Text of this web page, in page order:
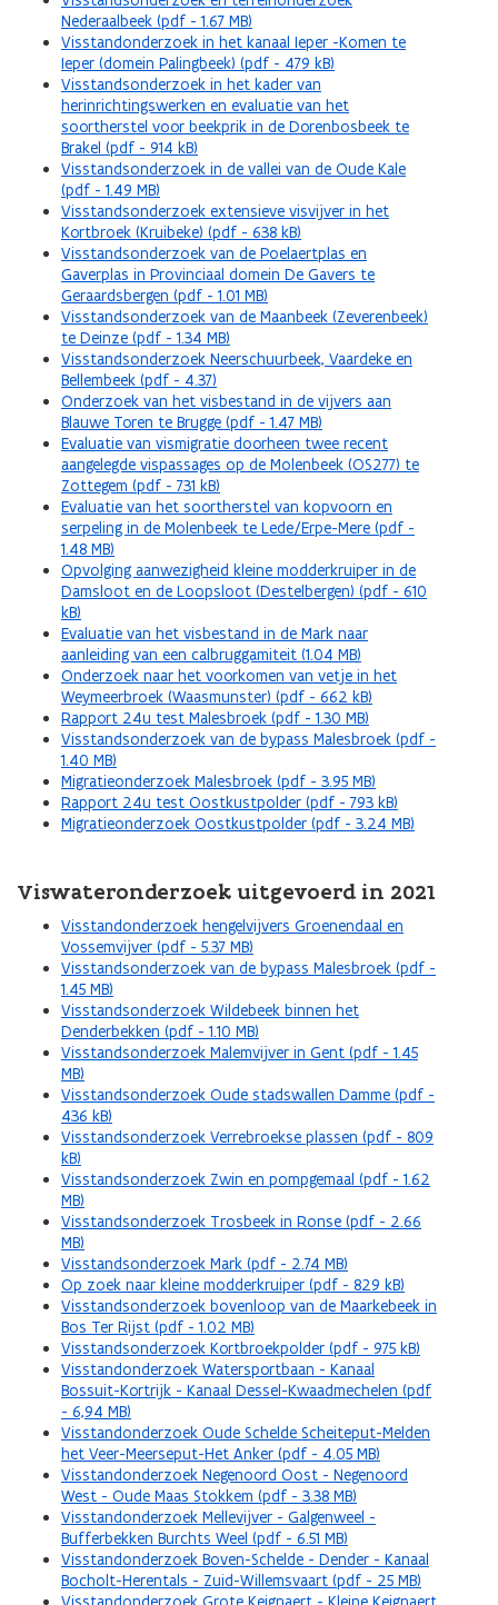
Nederaalbeek (pdf - 1.67 MB)
Visstandonderzoek in het kanaal Ieper -Komen te
Ieper (domein Palingbeek) (pdf - 479 kB)
Visstandsonderzoek in het kader van
herinrichtingswerken en evaluatie van het
soortherstel voor beekprik in de Dorenbosbeek te
Brakel (pdf - 914 kB)
Visstandsonderzoek in de vallei van de Oude Kale
(pdf - 1.49 MB)
Visstandsonderzoek extensieve visvijver in het
Kortbroek (Kruibeke) (pdf - 638 kB)
Visstandsonderzoek van de Poelaertplas en
Gaverplas in Provinciaal domein De Gavers te
Geraardsbergen (pdf - 1.01 MB)
Visstandsonderzoek van de Maanbeek (Zeverenbeek)
te Deinze (pdf - 1.34 MB)
Visstandsonderzoek Neerschuurbeek, Vaardeke en
Bellembeek (pdf - 4.37)
Onderzoek van het visbestand in de vijvers aan
Blauwe Toren te Brugge (pdf - 1.47 MB)
Evaluatie van vismigratie doorheen twee recent
aangelegde vispassages op de Molenbeek (OS277) te
Zottegem (pdf - 731 kB)
Evaluatie van het soortherstel van kopvoorn en
serpeling in de Molenbeek te Lede/Erpe-Mere (pdf -
1.48 MB)
Opvolging aanwezigheid kleine modderkruiper in de
Damsloot en de Loopsloot (Destelbergen) (pdf - 610
kB)
Evaluatie van het visbestand in de Mark naar
aanleiding van een calbruggamiteit (1.04 MB)
Onderzoek naar het voorkomen van vetje in het
Weymeerbroek (Waasmunster) (pdf - 662 kB)
Rapport 24u test Malesbroek (pdf - 1.30 MB)
Visstandsonderzoek van de bypass Malesbroek (pdf -
1.40 MB)
Migratieonderzoek Malesbroek (pdf - 3.95 MB)
Rapport 24u test Oostkustpolder (pdf - 793 kB)
Migratieonderzoek Oostkustpolder (pdf - 3.24 MB)
Viswateronderzoek uitgevoerd in 2021
Visstandonderzoek hengelvijvers Groenendaal en
Vossemvijver (pdf - 5.37 MB)
Visstandsonderzoek van de bypass Malesbroek (pdf -
1.45 MB)
Visstandsonderzoek Wildebeek binnen het
Denderbekken (pdf - 1.10 MB)
Visstandsonderzoek Malemvijver in Gent (pdf - 1.45
MB)
Visstandsonderzoek Oude stadswallen Damme (pdf -
436 kB)
Visstandsonderzoek Verrebroekse plassen (pdf - 809
kB)
Visstandsonderzoek Zwin en pompgemaal (pdf - 1.62
MB)
Visstandsonderzoek Trosbeek in Ronse (pdf - 2.66
MB)
Visstandsonderzoek Mark (pdf - 2.74 MB)
Op zoek naar kleine modderkruiper (pdf - 829 kB)
Visstandsonderzoek bovenloop van de Maarkebeek in
Bos Ter Rijst (pdf - 1.02 MB)
Visstandsonderzoek Kortbroekpolder (pdf - 975 kB)
Visstandonderzoek Watersportbaan - Kanaal
Bossuit-Kortrijk - Kanaal Dessel-Kwaadmechelen (pdf
- 6,94 MB)
Visstandonderzoek Oude Schelde Scheiteput-Melden
het Veer-Meerseput-Het Anker (pdf - 4.05 MB)
Visstandonderzoek Negenoord Oost - Negenoord
West - Oude Maas Stokkem (pdf - 3.38 MB)
Visstandonderzoek Mellevijver - Galgenweel -
Bufferbekken Burchts Weel (pdf - 6.51 MB)
Visstandonderzoek Boven-Schelde - Dender - Kanaal
Bocholt-Herentals - Zuid-Willemsvaart (pdf - 25 MB)